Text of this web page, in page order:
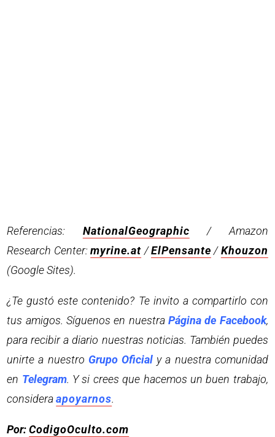
Referencias: NationalGeographic / Amazon
Research Center:myrine.at /ElPensante /Khouzon
(Google Sites).
¿Te gustó este contenido? Te invito a compartirlo con
tus amigos. Síguenos en nuestraPágina de Facebook,
para recibir a diario nuestras noticias. También puedes
unirte a nuestro Grupo Oficial y a nuestra comunidad
en Telegram. Y si crees que hacemos un buen trabajo,
consideraapoyarnos.
Por:CodigoOculto.com